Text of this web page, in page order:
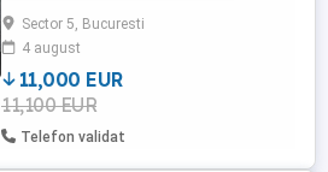
uri frontale (sofer si pasager) Centuri de
siguranta fixe pentru locurile din fata 3
centuri de siguranta spate - cu prindere in
trei puncte Senzor ...
Sector 5, Bucuresti
4 august
11,000 EUR
11,100 EUR
Telefon validat